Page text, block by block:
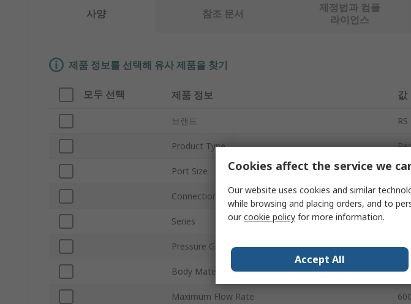
사양 참조 문서
제정법과 컴플
라이언스
제품 정보를 선택해 유사 제품을 찾기
모두 선택 제품 정보 값
브랜드
Product Type
Port Size 1/
Connection Thread Standard G
Series
Pressure Gauge Port Size G
Body Material
Maximum Flow Rate
Cookies affect the service we
Our website uses cookies and similar
while browsing and placing orders, and to
ourcookie policy for more information.
Accept All